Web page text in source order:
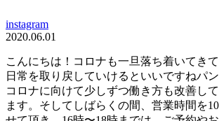
instagram
2020.06.01
こんにちは！コロナも一旦落ち着いてき
日常を取り戻していけるといいですねパ
コロナに向けて少しずつ働き方も改善し
ます。そしてしばらくの間、営業時間を